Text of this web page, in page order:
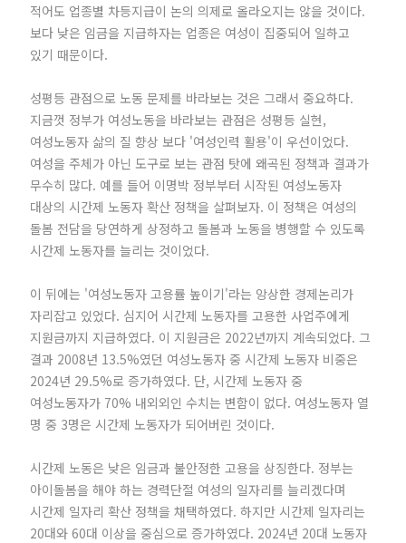
적어도 업종별 차등지급이 논의 의제로 올라오지는 않을 것이다.
보다 낮은 임금을 지급하자는 업종은 여성이 집중되어 일하고
있기 때문이다.
성평등 관점으로 노동 문제를 바라보는 것은 그래서 중요하다.
지금껏 정부가 여성노동을 바라보는 관점은 성평등 실현,
여성노동자 삶의 질 향상 보다 '여성인력 활용'이 우선이었다.
여성을 주체가 아닌 도구로 보는 관점 탓에 왜곡된 정책과 결과가
무수히 많다. 예를 들어 이명박 정부부터 시작된 여성노동자
대상의 시간제 노동자 확산 정책을 살펴보자. 이 정책은 여성의
돌봄 전담을 당연하게 상정하고 돌봄과 노동을 병행할 수 있도록
시간제 노동자를 늘리는 것이었다.
이 뒤에는 '여성노동자 고용률 높이기'라는 앙상한 경제논리가
자리잡고 있었다. 심지어 시간제 노동자를 고용한 사업주에게
지원금까지 지급하였다. 이 지원금은 2022년까지 계속되었다. 그
결과 2008년 13.5%였던 여성노동자 중 시간제 노동자 비중은
2024년 29.5%로 증가하였다. 단, 시간제 노동자 중
여성노동자가 70% 내외외인 수치는 변함이 없다. 여성노동자 열
명 중 3명은 시간제 노동자가 되어버린 것이다.
시간제 노동은 낮은 임금과 불안정한 고용을 상징한다. 정부는
아이돌봄을 해야 하는 경력단절 여성의 일자리를 늘리겠다며
시간제 일자리 확산 정책을 채택하였다. 하지만 시간제 일자리는
20대와 60대 이상을 중심으로 증가하였다. 2024년 20대 노동자